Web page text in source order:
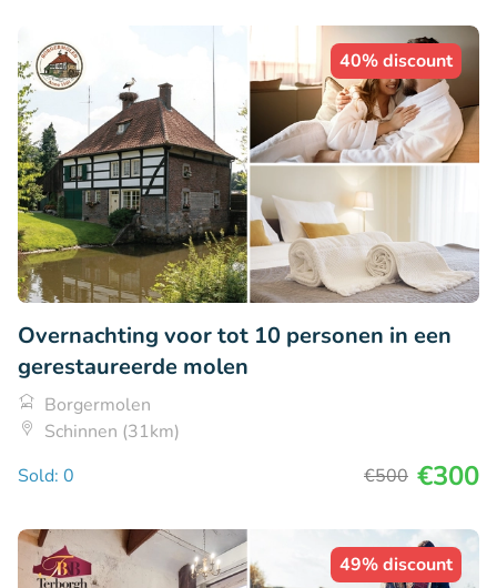
40% discount
Overnachting voor tot 10 personen in een
gerestaureerde molen
Borgermolen
Schinnen (31km)
Sold: 0
€500 €300
49% discount